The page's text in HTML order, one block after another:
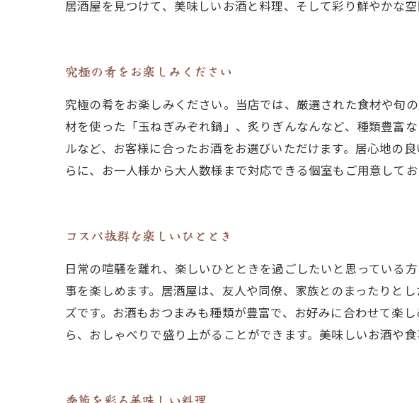
居酒屋を見つけて、美味しいお酒と料理、そして彩り鮮やかな
究極の肴をお楽しみください
究極の肴をお楽しみください。当店では、厳選された食材や旬
材を使った「玉ねぎみぞれ鍋」、炙りぎんなんなど、種類豊富
ルなど、お客様に合ったお酒をお選びいただけます。居心地の
らに、お一人様から大人数様まで対応できる個室もご用意して
コスパ抜群な楽しいひととき
日常の喧騒を離れ、楽しいひとときを過ごしたいと思っている
事を楽しめます。居酒屋は、友人や同僚、家族とのまったりと
ズです。お酒もおつまみも種類が豊富で、お好みに合わせて楽
ら、おしゃべりで盛り上がることができます。美味しいお酒や